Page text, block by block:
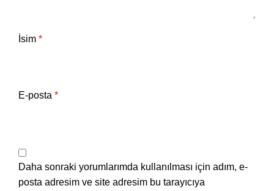
İsim *
E-posta *
Daha sonraki yorumlarımda kullanılması için adım, e-
posta adresim ve site adresim bu tarayıcıya